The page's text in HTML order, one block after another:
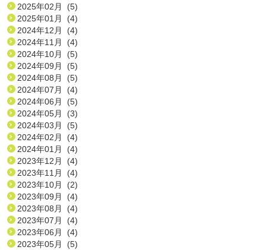
2025年02月 (5)
2025年01月 (4)
2024年12月 (4)
2024年11月 (4)
2024年10月 (5)
2024年09月 (5)
2024年08月 (5)
2024年07月 (4)
2024年06月 (5)
2024年05月 (3)
2024年03月 (5)
2024年02月 (4)
2024年01月 (4)
2023年12月 (4)
2023年11月 (4)
2023年10月 (2)
2023年09月 (4)
2023年08月 (4)
2023年07月 (4)
2023年06月 (4)
2023年05月 (5)